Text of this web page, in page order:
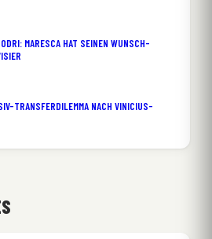
MARESCA HAT SEINEN WUNSCH-
TRANSFERDILEMMA NACH VINICIUS-